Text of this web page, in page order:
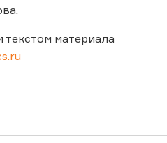
материала